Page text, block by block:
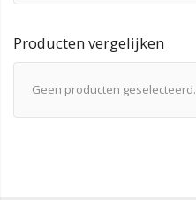
Producten vergelijken
Geen producten geselecteerd.